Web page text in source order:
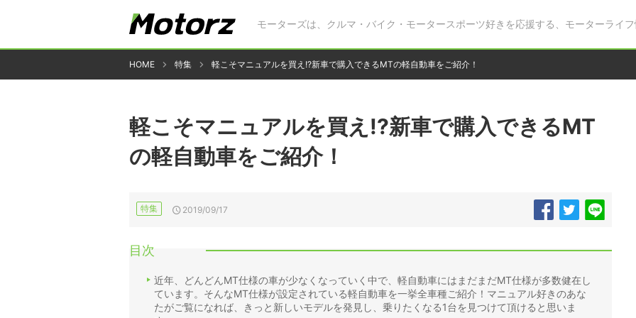
モーターズは、クルマ・バイク・モータースポーツ好きを応援する、モーターライフ
HOME 特集 軽こそマニュアルを買え!?新車で購入できるMTの軽自動車をご紹介！
軽こそマニュアルを買え!?新車で購入できるMT
の軽自動車をご紹介！
特集 2019/09/17
目次
近年、どんどんMT仕様の車が少なくなっていく中で、軽自動車にはまだまだMT仕様が多数健在し
ています。そんなMT仕様が設定されている軽自動車を一挙全車種ご紹介！マニュアル好きのあな
たがご覧になれば、きっと新しいモデルを発見し、乗りたくなる1台を見つけて頂けると思いま